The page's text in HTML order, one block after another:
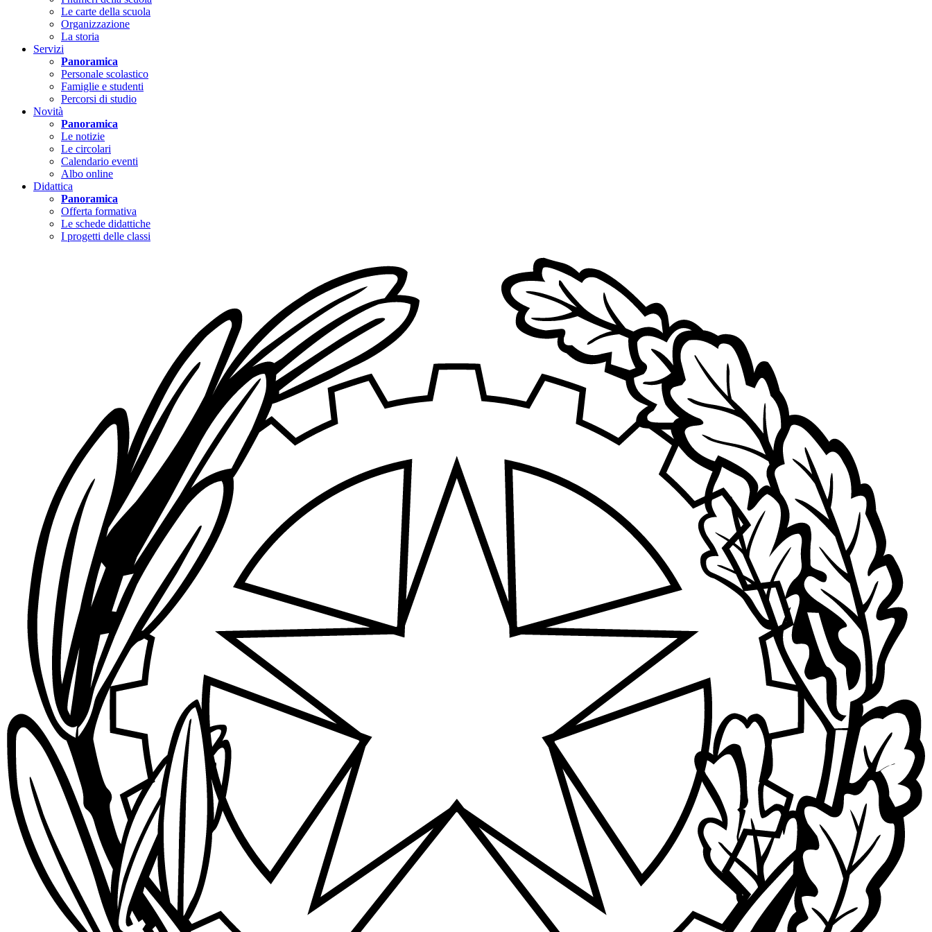
Le carte della scuola
Organizzazione
La storia
Servizi
Panoramica
Personale scolastico
Famiglie e studenti
Percorsi di studio
Novità
Panoramica
Le notizie
Le circolari
Calendario eventi
Albo online
Didattica
Panoramica
Offerta formativa
Le schede didattiche
I progetti delle classi